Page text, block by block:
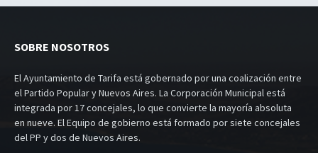
SOBRE NOSOTROS
El Ayuntamiento de Tarifa está gobernado por una coalización entre
el Partido Popular y Nuevos Aires. La Corporación Municipal está
integrada por 17 concejales, lo que convierte la mayoría absoluta
en nueve. El Equipo de gobierno está formado por siete concejales
del PP y dos de Nuevos Aires.